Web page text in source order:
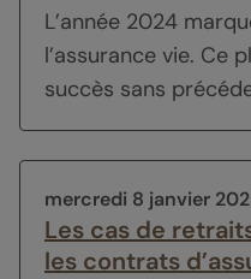
L’année 2024
l’assurance vie. Ce
succès sans
mercredi 8 janvier
Les cas de
les contrats